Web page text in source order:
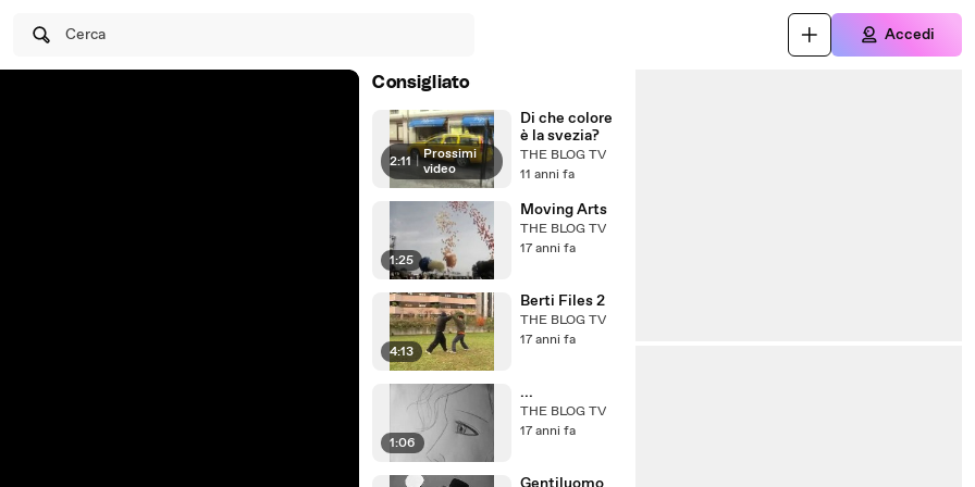
Cerca Accedi
Consigliato
2:11 | Prossimi
video
Di che colore
è la svezia?
THE BLOG TV
11 anni fa
1:25
Moving Arts
THE BLOG TV
17 anni fa
4:13
Berti Files 2
THE BLOG TV
17 anni fa
1:06
...
THE BLOG TV
17 anni fa